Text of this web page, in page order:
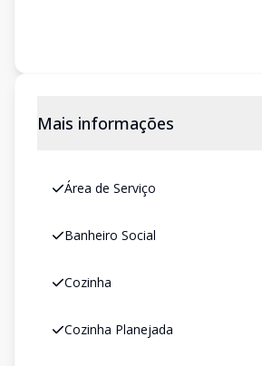
Mais informações
Área de Serviço
Banheiro Social
Cozinha
Cozinha Planejada